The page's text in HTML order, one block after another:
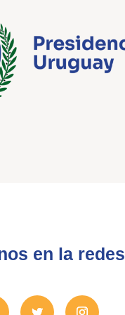
en la redes